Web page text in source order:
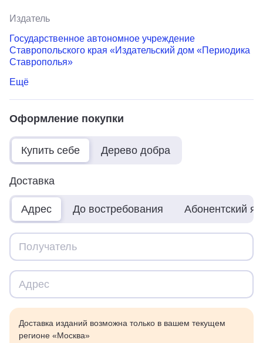
Издатель
Государственное автономное учреждение
Ставропольского края «Издательский дом «Периодика
Ставрополья»
Ещё
Оформление покупки
Купить себе Дерево добра
Доставка
Адрес До востребования Абонентский
Доставка изданий возможна только в вашем текущем
регионе «Москва»